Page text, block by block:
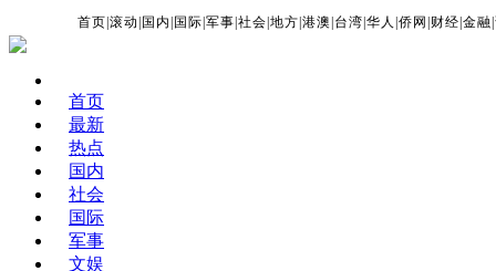
首页 |滚动 国内 国际 |军事 |社会 |地方 |港澳 台湾 |华人 |侨网 财经 |金融 |
首页
最新
热点
国内
社会
国际
军事
文娱